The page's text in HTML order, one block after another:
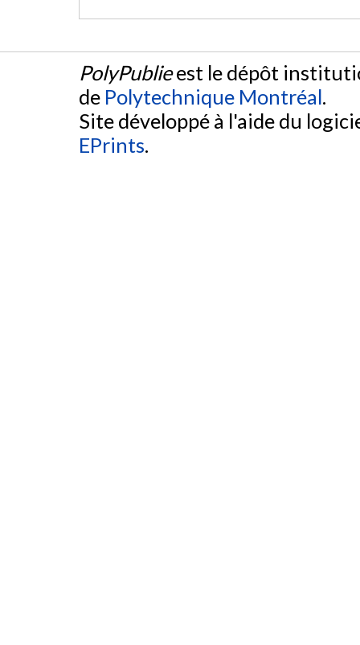
PolyPublieest le dépôt
de Polytechnique Montréal.
Site développé à l'aide du
EPrints.